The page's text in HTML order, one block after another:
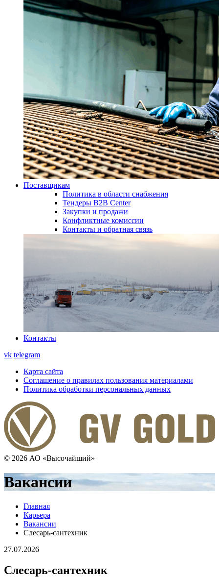
Поставщикам
Политика в области снабжения
Тендеры B2B Center
Закупки и продажи
Конфликтные комиссии
Контакты и обратная связь
Контакты
vk telegram
Карта сайта
Соглашение о правилах пользования материалами
Политика обработки персональных данных
© 2026 АО «Высочайший»
Вакансии
Главная
Карьера
Вакансии
Слесарь-сантехник
27.07.2026
Слесарь-сантехник